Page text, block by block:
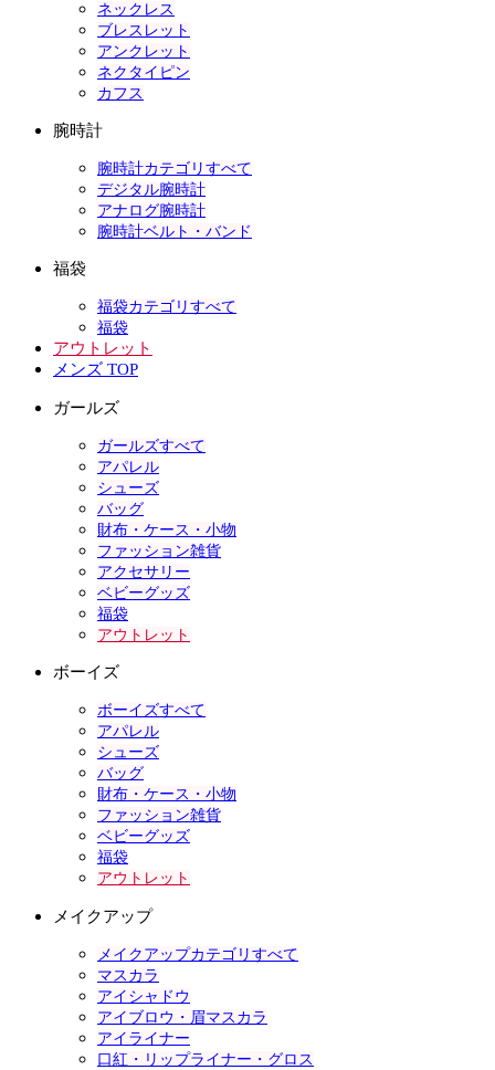
ネックレス
ブレスレット
アンクレット
ネクタイピン
カフス
腕時計
腕時計カテゴリすべて
デジタル腕時計
アナログ腕時計
腕時計ベルト・バンド
福袋
福袋カテゴリすべて
福袋
アウトレット
メンズ TOP
ガールズ
ガールズすべて
アパレル
シューズ
バッグ
財布・ケース・小物
ファッション雑貨
アクセサリー
ベビーグッズ
福袋
アウトレット
ボーイズ
ボーイズすべて
アパレル
シューズ
バッグ
財布・ケース・小物
ファッション雑貨
ベビーグッズ
福袋
アウトレット
メイクアップ
メイクアップカテゴリすべて
マスカラ
アイシャドウ
アイブロウ・眉マスカラ
アイライナー
口紅・リップライナー・グロス